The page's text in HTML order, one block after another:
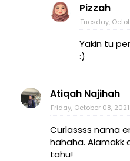
Pizzah
Tuesday,
Yakin tu
:)
Atiqah Najihah
Friday, October 08, 2021
Curlassss nama
hahaha. Alamakk
tahu!